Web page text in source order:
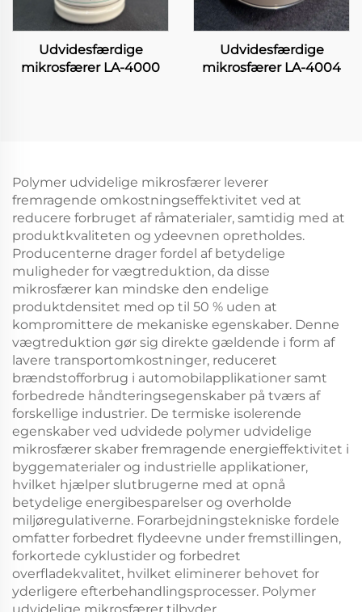
Udvidesfærdige
mikrosfærer LA-4000
Udvidesfærdige
mikrosfærer LA-4004
Polymer udvidelige mikrosfærer leverer
fremragende omkostningseffektivitet ved at
reducere forbruget af råmaterialer, samtidig med at
produktkvaliteten og ydeevnen opretholdes.
Producenterne drager fordel af betydelige
muligheder for vægtreduktion, da disse
mikrosfærer kan mindske den endelige
produktdensitet med op til 50 % uden at
kompromittere de mekaniske egenskaber. Denne
vægtreduktion gør sig direkte gældende i form af
lavere transportomkostninger, reduceret
brændstofforbrug i automobilapplikationer samt
forbedrede håndteringsegenskaber på tværs af
forskellige industrier. De termiske isolerende
egenskaber ved udvidede polymer udvidelige
mikrosfærer skaber fremragende energieffektivitet i
byggematerialer og industrielle applikationer,
hvilket hjælper slutbrugerne med at opnå
betydelige energibesparelser og overholde
miljøregulativerne. Forarbejdningstekniske fordele
omfatter forbedret flydeevne under fremstillingen,
forkortede cyklustider og forbedret
overfladekvalitet, hvilket eliminerer behovet for
yderligere efterbehandlingsprocesser. Polymer